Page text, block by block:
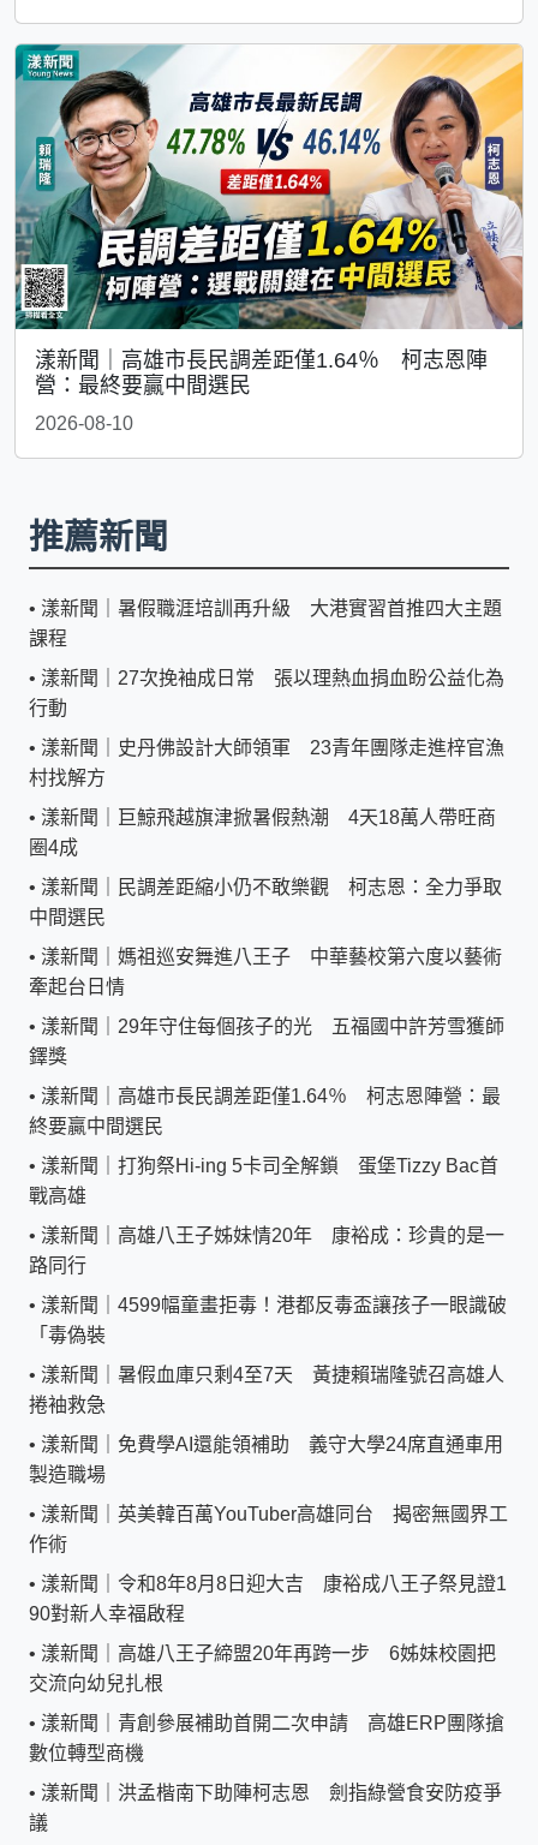
漾新聞｜高雄市長民調差距僅1.64％ 柯志恩陣
營：最終要贏中間選民
2026-08-10
推薦新聞
• 漾新聞｜暑假職涯培訓再升級 大港實習首推四大主題
課程
• 漾新聞｜27次挽袖成日常 張以理熱血捐血盼公益化為
行動
• 漾新聞｜史丹佛設計大師領軍 23青年團隊走進梓官漁
村找解方
• 漾新聞｜巨鯨飛越旗津掀暑假熱潮 4天18萬人帶旺商
圈4成
• 漾新聞｜民調差距縮小仍不敢樂觀 柯志恩：全力爭取
中間選民
• 漾新聞｜媽祖巡安舞進八王子 中華藝校第六度以藝術
牽起台日情
• 漾新聞｜29年守住每個孩子的光 五福國中許芳雪獲師
鐸獎
• 漾新聞｜高雄市長民調差距僅1.64％ 柯志恩陣營：最
終要贏中間選民
• 漾新聞｜打狗祭Hi-ing 5卡司全解鎖 蛋堡Tizzy Bac首
戰高雄
• 漾新聞｜高雄八王子姊妹情20年 康裕成：珍貴的是一
路同行
• 漾新聞｜4599幅童畫拒毒！港都反毒盃讓孩子一眼識破
「毒偽裝
• 漾新聞｜暑假血庫只剩4至7天 黃捷賴瑞隆號召高雄人
捲袖救急
• 漾新聞｜免費學AI還能領補助 義守大學24席直通車用
製造職場
• 漾新聞｜英美韓百萬YouTuber高雄同台 揭密無國界工
作術
• 漾新聞｜令和8年8月8日迎大吉 康裕成八王子祭見證1
90對新人幸福啟程
• 漾新聞｜高雄八王子締盟20年再跨一步 6姊妹校園把
交流向幼兒扎根
• 漾新聞｜青創參展補助首開二次申請 高雄ERP團隊搶
數位轉型商機
• 漾新聞｜洪孟楷南下助陣柯志恩 劍指綠營食安防疫爭
議